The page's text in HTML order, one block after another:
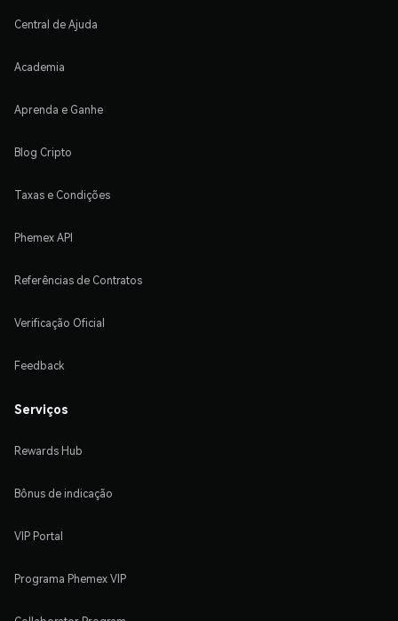
Central de Ajuda
Academia
Aprenda e Ganhe
Blog Cripto
Taxas e Condições
Phemex API
Referências de Contratos
Verificação Oficial
Feedback
Serviços
Rewards Hub
Bônus de indicação
VIP Portal
Programa Phemex VIP